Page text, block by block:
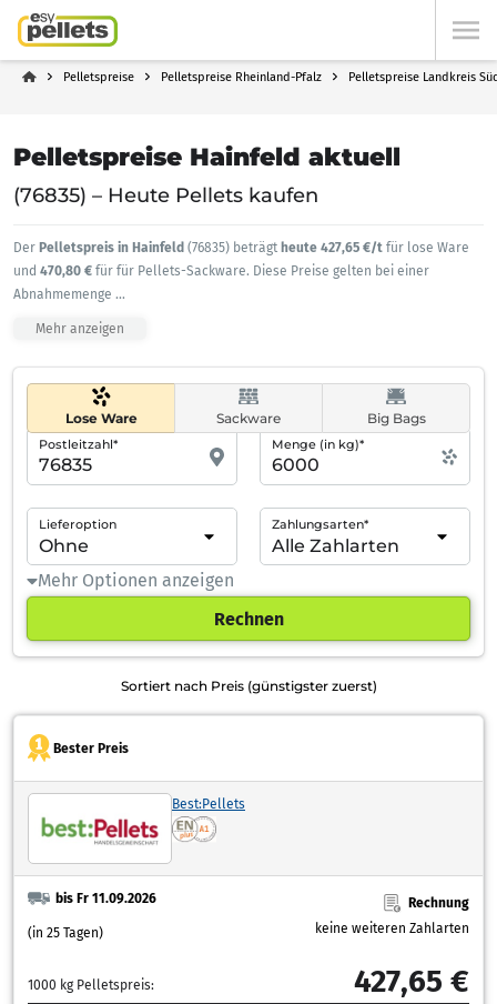
Pelletspreise Pelletspreise Rheinland-Pfalz Pelletspreise Landkreis
Pelletspreise Hainfeld aktuell
(76835) – Heute Pellets kaufen
Der Pelletspreis in Hainfeld (76835) beträgt heute 427,65 €/t für lose Ware
und 470,80 € für für Pellets-Sackware. Diese Preise gelten bei einer
Abnahmemenge ...
Mehr anzeigen
Lose Ware Sackware Big Bags
Postleitzahl* Menge (in kg)*
Lieferoption Zahlungsarten*
Mehr Optionen anzeigen
Rechnen
Sortiert nach Preis (günstigster zuerst)
Bester Preis
Best:Pellets
bis Fr 11.09.2026
(in 25 Tagen)
Rechnung
keine weiteren Zahlarten
1000 kg Pelletspreis: 427,65 €